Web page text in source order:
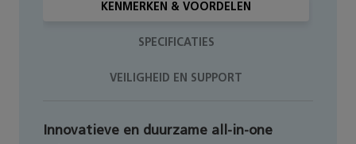
KENMERKEN & VOORDELEN
SPECIFICATIES
VEILIGHEID EN SUPPORT
Innovatieve en duurzame all-in-one